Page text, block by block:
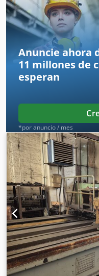
de herramienta 175 -
rpm Control Siemens
Peso de la máquina
estado, gran cantidad
control Siemens
Anuncie ahora
11 millones de
esperan
*por anuncio / mes